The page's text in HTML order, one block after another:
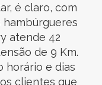
é claro, com
atende 42
de 9 Km.
horário e dias
clientes que